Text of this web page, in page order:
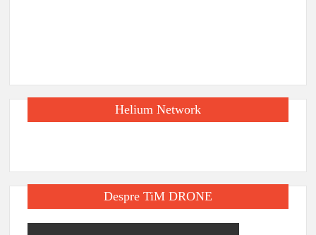
Helium Network
Despre TiM DRONE